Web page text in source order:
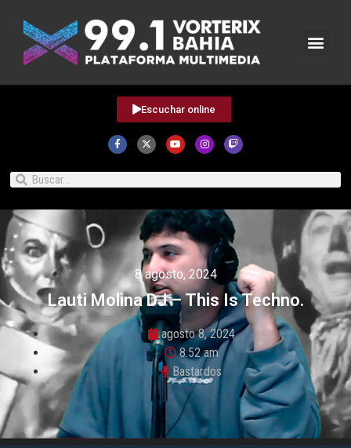
Escuchar online
8 agosto, 2024
Lauti Molina DJ – This Is Techno.
agosto 8, 2024
8:52 am
Bastardos